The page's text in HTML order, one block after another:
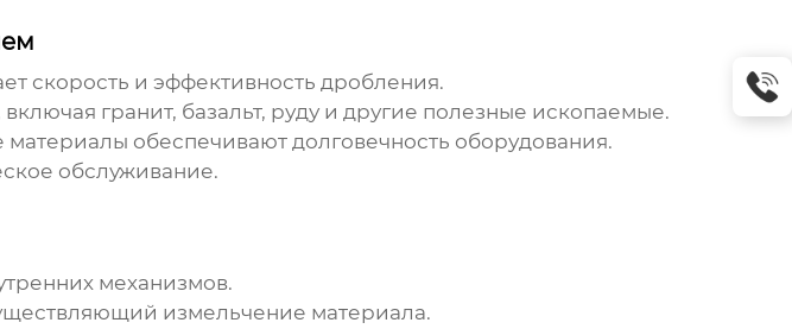
скорость и эффективность дробления.
гранит, базальт, руду и другие полезные ископаемые.
обеспечивают долговечность оборудования.
обслуживание.
механизмов.
измельчение материала.